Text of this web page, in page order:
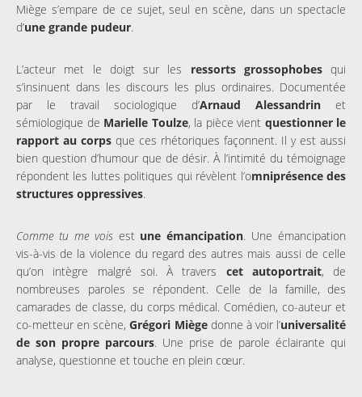
Miège s’empare de ce sujet, seul en scène, dans un spectacle
d’une grande pudeur.
L’acteur met le doigt sur les ressorts grossophobesqui
s’insinuent dans les discours les plus ordinaires. Documentée
par le travail sociologique d’Arnaud Alessandrin et
sémiologique de Marielle Toulze, la pièce vient questionner le
rapport au corps que ces rhétoriques façonnent. Il y est aussi
bien question d’humour que de désir. À l’intimité du témoignage
répondent les luttes politiques qui révèlent l’omniprésence des
structures oppressives.
Comme tu me voisest une émancipation. Une émancipation
vis-à-vis de la violence du regard des autres mais aussi de celle
qu’on intègre malgré soi. À travers cet autoportrait, de
nombreuses paroles se répondent. Celle de la famille, des
camarades de classe, du corps médical. Comédien, co-auteur et
co-metteur en scène,Grégori Miègedonne à voir l’universalité
de son propre parcours. Une prise de parole éclairante qui
analyse, questionne et touche en plein cœur.